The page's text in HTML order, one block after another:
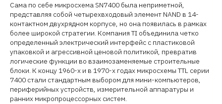
Сама по себе микросхема SN7400 была неприметной,
представляя собой четырехвходовый элемент NAND в 14-
контактном двухрядном корпусе, но она появилась в рамках
более широкой стратегии. Компания TI объединила четко
определенный электрический интерфейс с пластиковой
упаковкой и агрессивной ценовой политикой, превратив
логические функции во взаимозаменяемые строительные
блоки. К концу 1960-х и в 1970-х годах микросхемы TTL серии
7400 стали стандартным выбором для мини-компьютеров,
периферийных устройств, измерительной аппаратуры и
ранних микропроцессорных систем.